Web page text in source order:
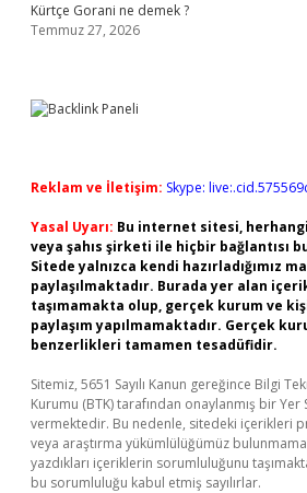
Kürtçe Gorani ne demek ?
Temmuz 27, 2026
Reklam ve İletişim: Skype:
Yasal Uyarı: Bu internet sitesi,
veya şahıs şirketi ile hiçbir bağlantısı
Sitede yalnızca kendi hazırladığımız
paylaşılmaktadır. Burada yer alan
taşımamakta olup, gerçek kurum ve
paylaşım yapılmamaktadır. Gerçek
benzerlikleri tamamen tesadüfidir.
Sitemiz, 5651 Sayılı Kanun gereğince Bilgi
Kurumu (BTK) tarafından onaylanmış bir Yer
vermektedir. Bu nedenle, sitedeki içerikleri
veya araştırma yükümlülüğümüz
yazdıkları içeriklerin sorumluluğunu
bu sorumluluğu kabul etmiş sayılırlar.